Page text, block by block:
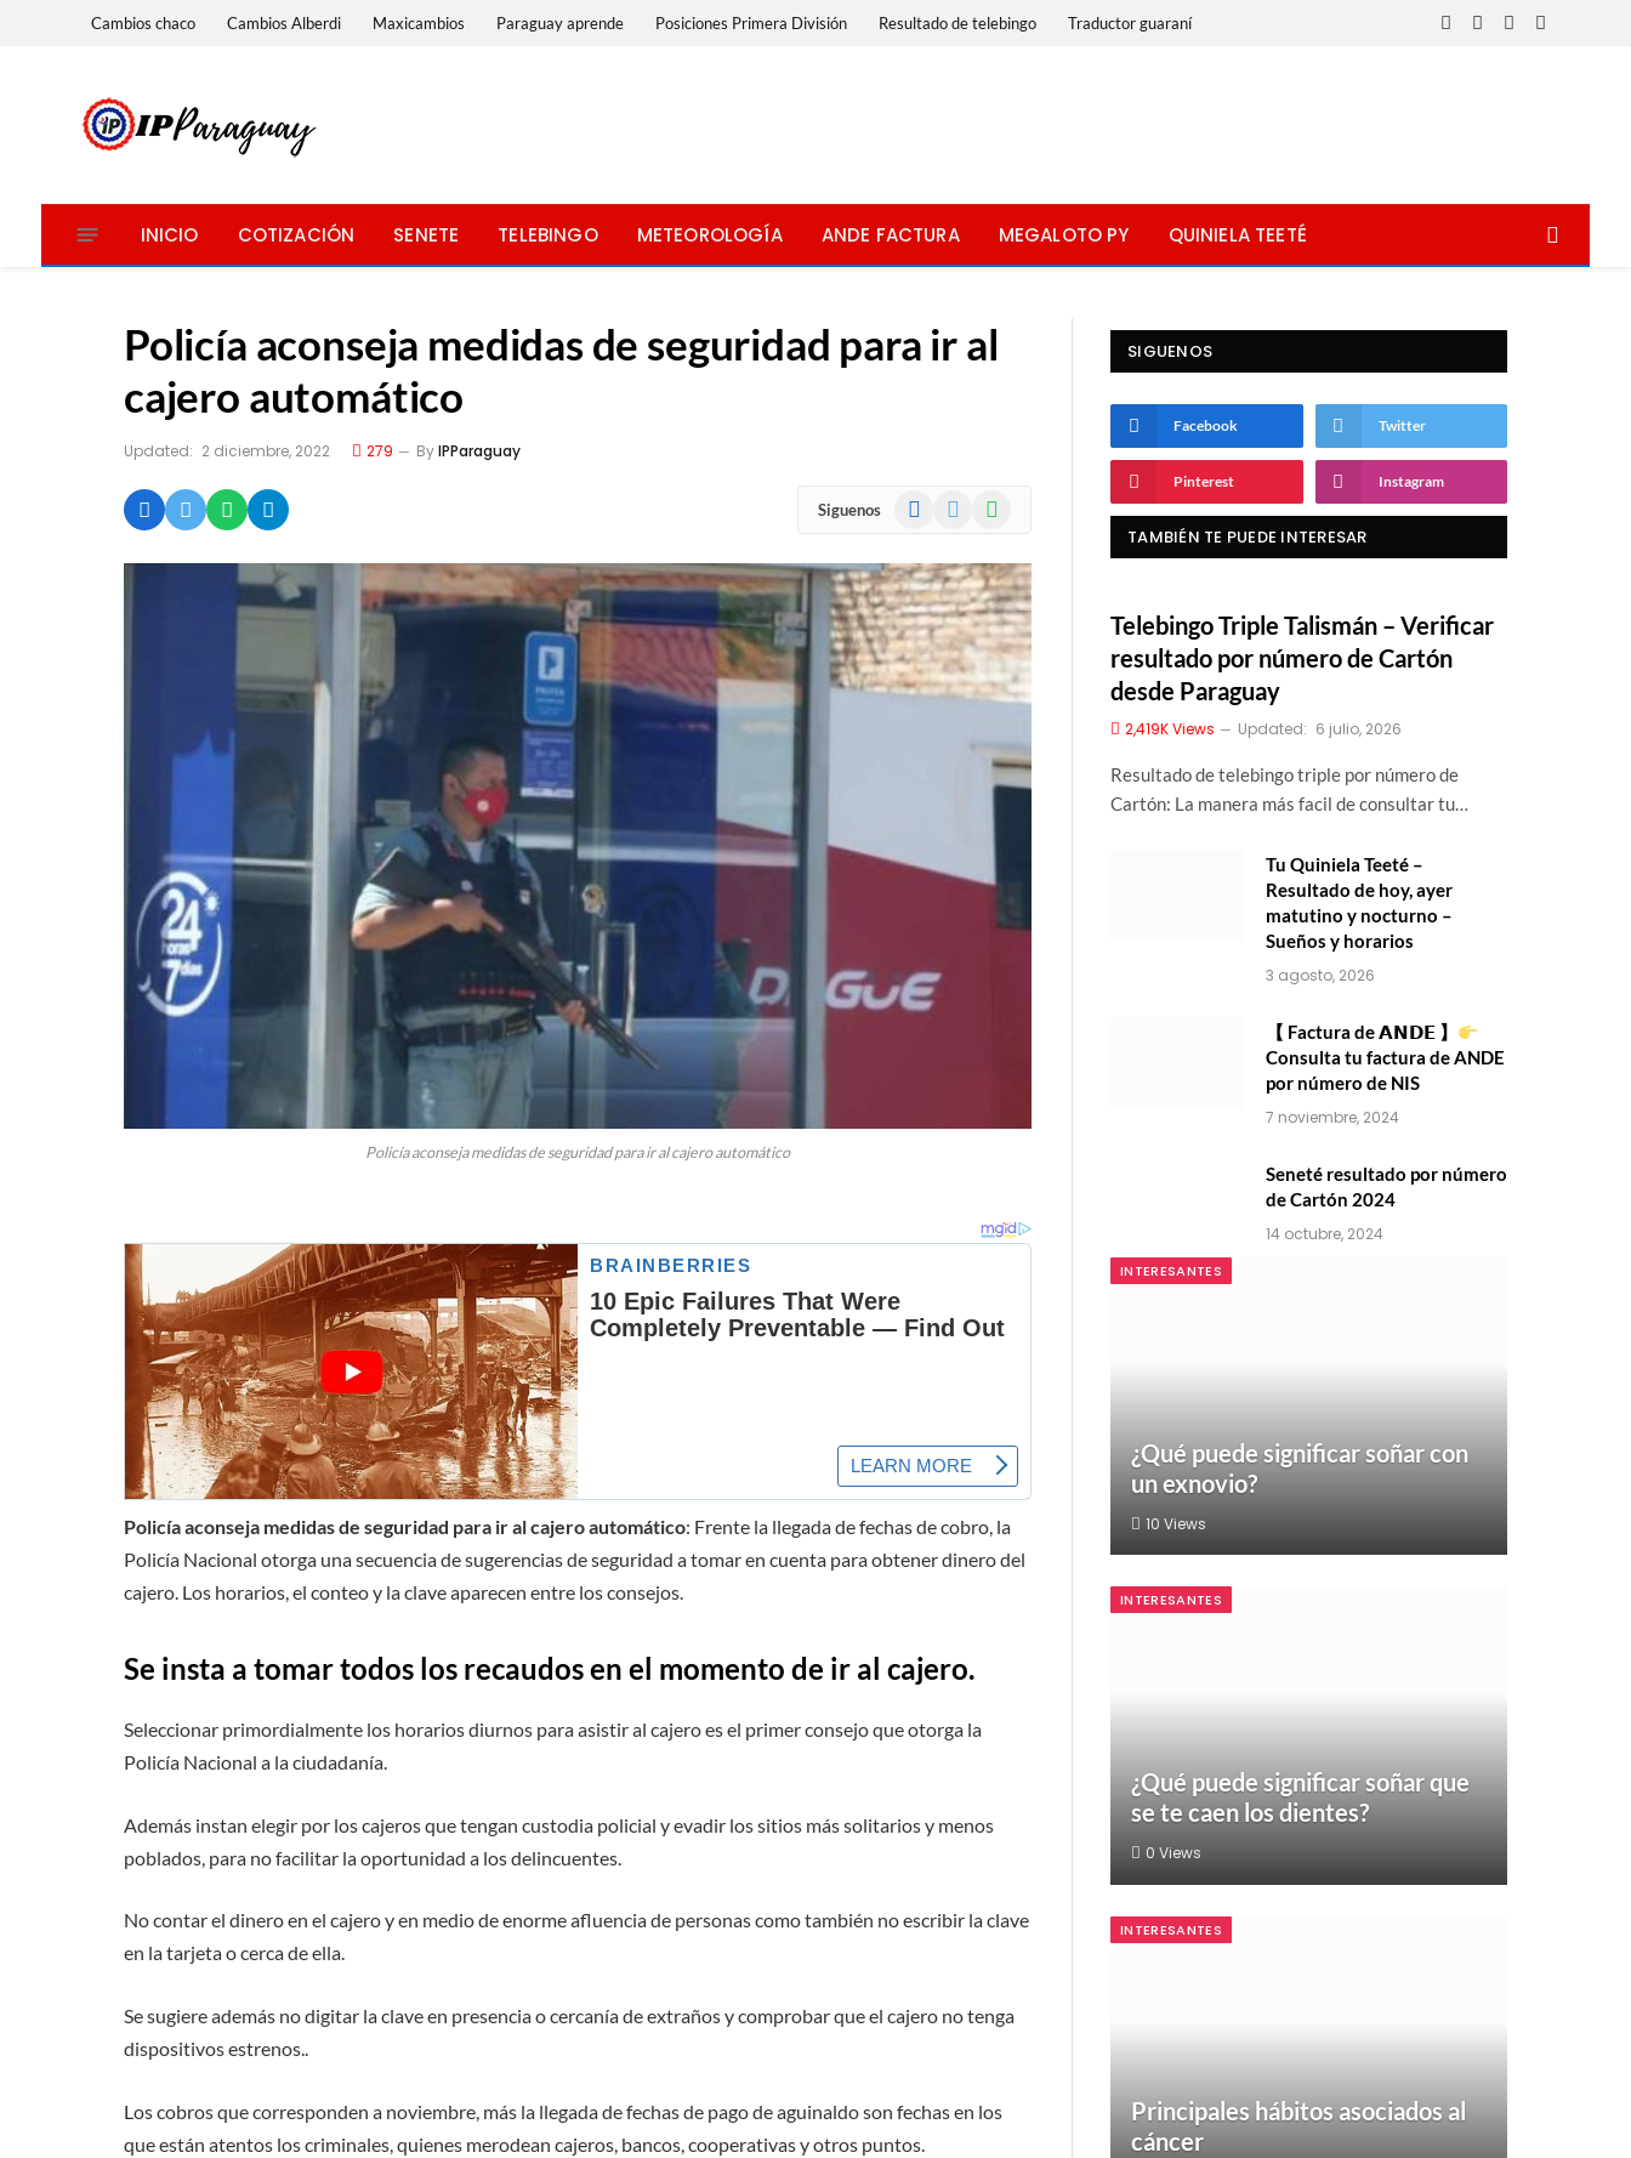
Cambios chaco Cambios Alberdi Maxicambios Paraguay aprende Posiciones Primera División Resultado de telebingo Traductor guaraní
Facebook
X
InstagramWhatsApp
INICIO COTIZACIÓN SENETE TELEBINGO METEOROLOGÍA ANDE FACTURA MEGALOTO PY QUINIELA TEETÉ
Policía aconseja medidas de seguridad para ir al
cajero automático
Updated: 2 diciembre, 2022 279 ByIPParaguay
Siguenos Facebook WhatsApp
Policía aconseja medidas de seguridad para ir al cajero automático
Policía aconseja medidas de seguridad para ir al cajero automático: Frente la llegada de fechas de cobro, la
Policía Nacional otorga una secuencia de sugerencias de seguridad a tomar en cuenta para obtener dinero del
cajero. Los horarios, el conteo y la clave aparecen entre los consejos.
Se insta a tomar todos los recaudos en el momento de ir al cajero.
Seleccionar primordialmente los horarios diurnos para asistir al cajero es el primer consejo que otorga la
Policía Nacional a la ciudadanía.
Además instan elegir por los cajeros que tengan custodia policial y evadir los sitios más solitarios y menos
poblados, para no facilitar la oportunidad a los delincuentes.
No contar el dinero en el cajero y en medio de enorme afluencia de personas como también no escribir la clave
en la tarjeta o cerca de ella.
Se sugiere además no digitar la clave en presencia o cercanía de extraños y comprobar que el cajero no tenga
dispositivos estrenos..
Los cobros que corresponden a noviembre, más la llegada de fechas de pago de aguinaldo son fechas en los
que están atentos los criminales, quienes merodean cajeros, bancos, cooperativas y otros puntos.
SIGUENOS
Facebook Twitter
Pinterest Instagram
TAMBIÉN TE PUEDE INTERESAR
Telebingo Triple Talismán – Verificar
resultado por número de Cartón
desde Paraguay
2,419KViews Updated: 6 julio, 2026
Resultado de telebingo triple por número de
Cartón: La manera más facil de consultar tu…
Tu Quiniela Teeté –
Resultado de hoy, ayer
matutino y nocturno –
Sueños y horarios
3 agosto, 2026
【 Factura de 𝗔𝗡𝗗𝗘 】
Consulta tu factura de ANDE
por número de NIS
7 noviembre, 2024
Seneté resultado por número
de Cartón 2024
14 octubre, 2024
INTERESANTES
¿Qué puede significar soñar con
un exnovio?
10 Views
INTERESANTES
¿Qué puede significar soñar que
se te caen los dientes?
0 Views
INTERESANTES
Principales hábitos asociados al
cáncer